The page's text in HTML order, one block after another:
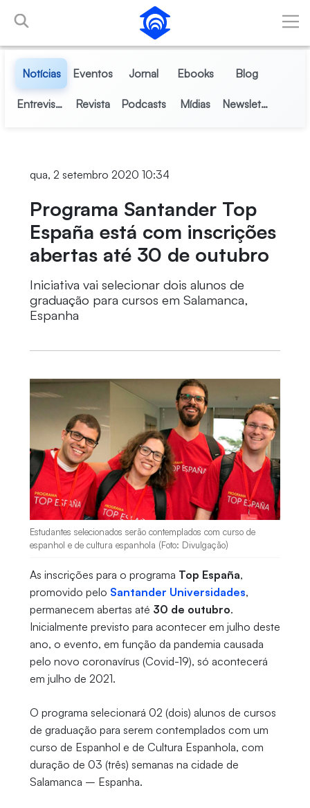
Pular para o Conteúdo principal
Notícias Eventos Jornal Ebooks Blog
Entrevistas Revista Podcasts Mídias Newsletter
qua, 2 setembro 2020 10:34
Programa Santander Top
España está com inscrições
abertas até 30 de outubro
Iniciativa vai selecionar dois alunos de
graduação para cursos em Salamanca,
Espanha
Estudantes selecionados serão contemplados com curso de
espanhol e de cultura espanhola (Foto: Divulgação)
As inscrições para o programa Top España,
promovido pelo Santander Universidades,
permanecem abertas até 30 de outubro.
Inicialmente previsto para acontecer em julho deste
ano, o evento, em função da pandemia causada
pelo novo coronavírus (Covid-19), só acontecerá
em julho de 2021.
O programa selecionará 02 (dois) alunos de cursos
de graduação para serem contemplados com um
curso de Espanhol e de Cultura Espanhola, com
duração de 03 (três) semanas na cidade de
Salamanca – Espanha.